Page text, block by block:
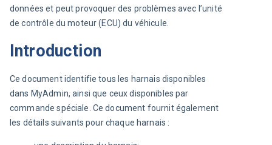
données et peut provoquer des problèmes avec l’unité
de contrôle du moteur (ECU) du véhicule.
Introduction
Ce document identifie tous les harnais disponibles
dans MyAdmin, ainsi que ceux disponibles par
commande spéciale. Ce document fournit également
les détails suivants pour chaque harnais :